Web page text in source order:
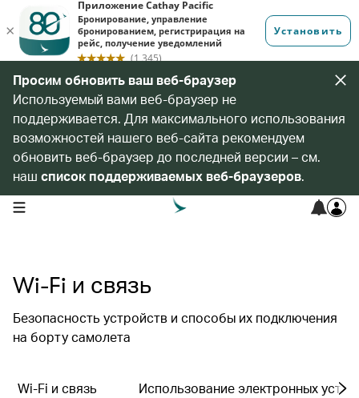
Просим обновить ваш веб-браузер
Используемый вами веб-браузер не
поддерживается. Для максимального использования
возможностей нашего веб-сайта рекомендуем
обновить веб-браузер до последней версии – см.
наш список поддерживаемых веб-браузеров.
open navigation menu
Wi-Fi и связь
Безопасность устройств и способы их подключения
на борту самолета
Wi-Fi и связь Использование электронных